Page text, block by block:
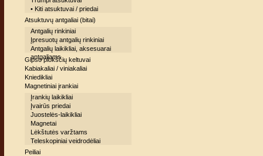
• Kiti atsuktuvai / priedai
Atsuktuvų antgaliai (bitai)
Antgalių rinkiniai
Įpresuotų antgalių rinkiniai
Antgalių laikikliai, aksesuarai
antgaliams
Gipso plokščių keltuvai
Kabiakaliai / viniakaliai
Kniedikliai
Magnetiniai įrankiai
Įrankių laikikliai
Įvairūs priedai
Juostelės-laikikliai
Magnetai
Lėkštutės varžtams
Teleskopiniai veidrodėliai
Peiliai